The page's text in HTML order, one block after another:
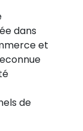
dans
et
de